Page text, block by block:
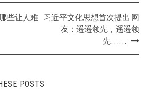
些让人难
习近平文化思想首次提出 网
友：遥遥领先，遥遥领
先……
POSTS